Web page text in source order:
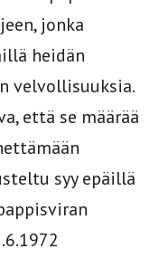
jonka
heidän
velvollisuuksia.
että se määrää
syy epäillä